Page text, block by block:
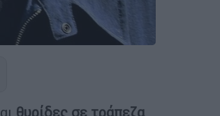
θυρίδες σε τράπεζα